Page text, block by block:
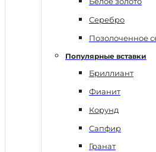
Серебро
Позолоченное
Популярные вставки
Бриллиант
Фианит
Корунд
Сапфир
Гранат